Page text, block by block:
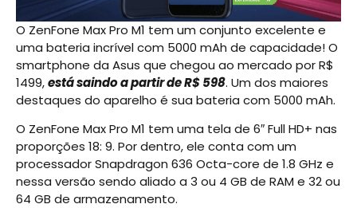
O ZenFone Max Pro M1 tem um conjunto excelente e
uma bateria incrível com 5000 mAh de capacidade! O
smartphone da Asus que chegou ao mercado por R$
1499,está saindo a partir de R$ 598. Um dos maiores
destaques do aparelho é sua bateria com 5000 mAh.
O ZenFone Max Pro M1 tem uma tela de 6″ Full HD+ nas
proporções 18: 9. Por dentro, ele conta com um
processador Snapdragon 636 Octa-core de 1.8 GHz e
nessa versão sendo aliado a 3 ou 4 GB de RAM e 32 ou
64 GB de armazenamento.